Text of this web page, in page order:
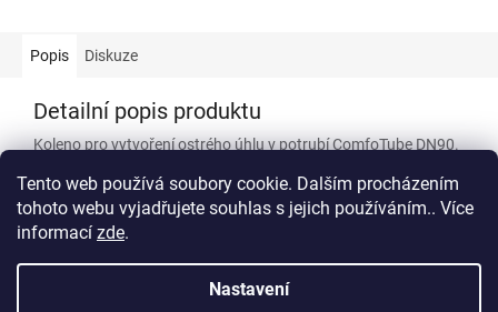
Tento web používá soubory cookie. Dalším procházením
tohoto webu vyjadřujete souhlas s jejich používáním.. Více
informací zde.
Nastavení
Popis Diskuze
Detailní popis produktu
Koleno pro vytvoření ostrého úhlu v potrubí ComfoTube DN90.
Včetně dvou fixačních spon.
Vytvořil Shoptet